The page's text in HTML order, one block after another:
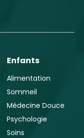
Enfants
Alimentation
Sommeil
Médecine Douce
Psychologie
Soins